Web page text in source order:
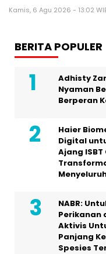
Kamis, 6 Agu 2026 - 13:02
BERITA POPULER
Adhisty
Nyaman
Berperan
Haier
Digital
Ajang
NABR:
Perikanan
Aktivis
Panjang
Spesies